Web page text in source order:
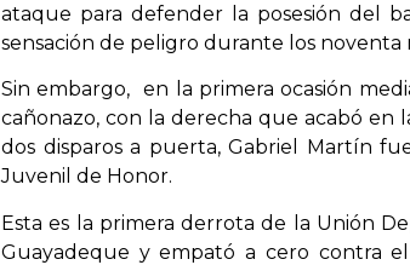
ataque para defender la posesión del
sensación de peligro durante los noventa
Sin embargo, en la primera ocasión
cañonazo, con la derecha que acabó en
dos disparos a puerta, Gabriel Martín
Juvenil de Honor.
Esta es la primera derrota de la Unión
Guayadeque y empató a cero contra